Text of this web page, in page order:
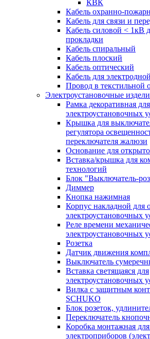
КВК
Кабель охранно-
Кабель для связи и
Кабель силовой < 1кВ
прокладки
Кабель спиральный
Кабель плоский
Кабель оптический
Кабель для
Провод в текстильной
Электроустановочные
Рамка декоративная для
электроустановочных
Крышка для
регулятора
переключателя жалюзи
Основание для
Вставка/крышка для
технологий
Блок "Выключатель-
Диммер
Кнопка нажимная
Корпус накладной для
электроустановочных
Реле времени
электроустановочных
Розетка
Датчик движения
Выключатель
Вставка светящаяся для
электроустановочных
Вилка с защитным
SCHUKO
Блок розеток,
Переключатель
Коробка монтажная
электроприборов